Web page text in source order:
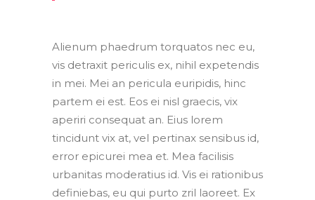
Alienum phaedrum torquatos nec eu,
vis detraxit periculis ex, nihil expetendis
in mei. Mei an pericula euripidis, hinc
partem ei est. Eos ei nisl graecis, vix
aperiri consequat an. Eius lorem
tincidunt vix at, vel pertinax sensibus id,
error epicurei mea et. Mea facilisis
urbanitas moderatius id. Vis ei rationibus
definiebas, eu qui purto zril laoreet. Ex